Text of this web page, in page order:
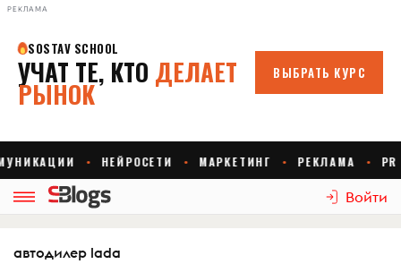
РЕКЛАМА
Войти
автодилер lada